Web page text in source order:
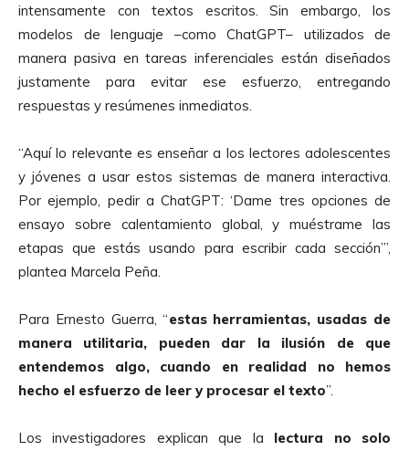
intensamente con textos escritos. Sin embargo, los
modelos de lenguaje –como ChatGPT– utilizados de
manera pasiva en tareas inferenciales están diseñados
justamente para evitar ese esfuerzo, entregando
respuestas y resúmenes inmediatos.
“Aquí lo relevante es enseñar a los lectores adolescentes
y jóvenes a usar estos sistemas de manera interactiva.
Por ejemplo, pedir a ChatGPT: ‘Dame tres opciones de
ensayo sobre calentamiento global, y muéstrame las
etapas que estás usando para escribir cada sección’”,
plantea Marcela Peña.
Para Ernesto Guerra, “estas herramientas, usadas de
manera utilitaria, pueden dar la ilusión de que
entendemos algo, cuando en realidad no hemos
hecho el esfuerzo de leer y procesar el texto”.
Los investigadores explican que la lectura no solo